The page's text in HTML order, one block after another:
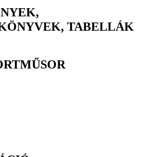
TABELLÁK